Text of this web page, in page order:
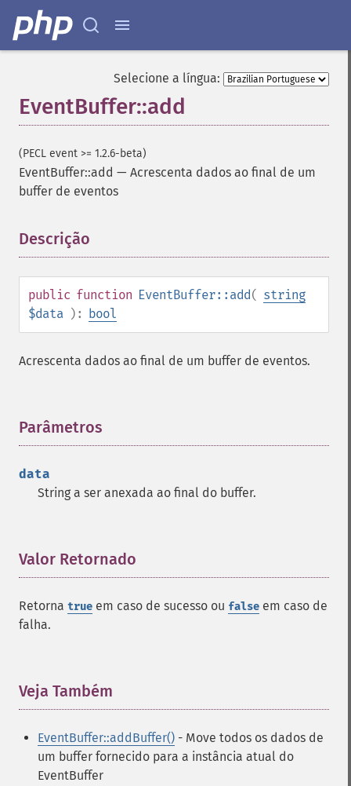
Selecione a língua:
EventBuffer::add
(PECL event >= 1.2.6-beta)
EventBuffer::add — Acrescenta dados ao final de um
buffer de eventos
Descrição
public function EventBuffer::add( string
$data ): bool
Acrescenta dados ao final de um buffer de eventos.
Parâmetros
data
String a ser anexada ao final do buffer.
Valor Retornado
Retorna true em caso de sucesso ou false em caso de
falha.
Veja Também
EventBuffer::addBuffer() - Move todos os dados de
um buffer fornecido para a instância atual do
EventBuffer